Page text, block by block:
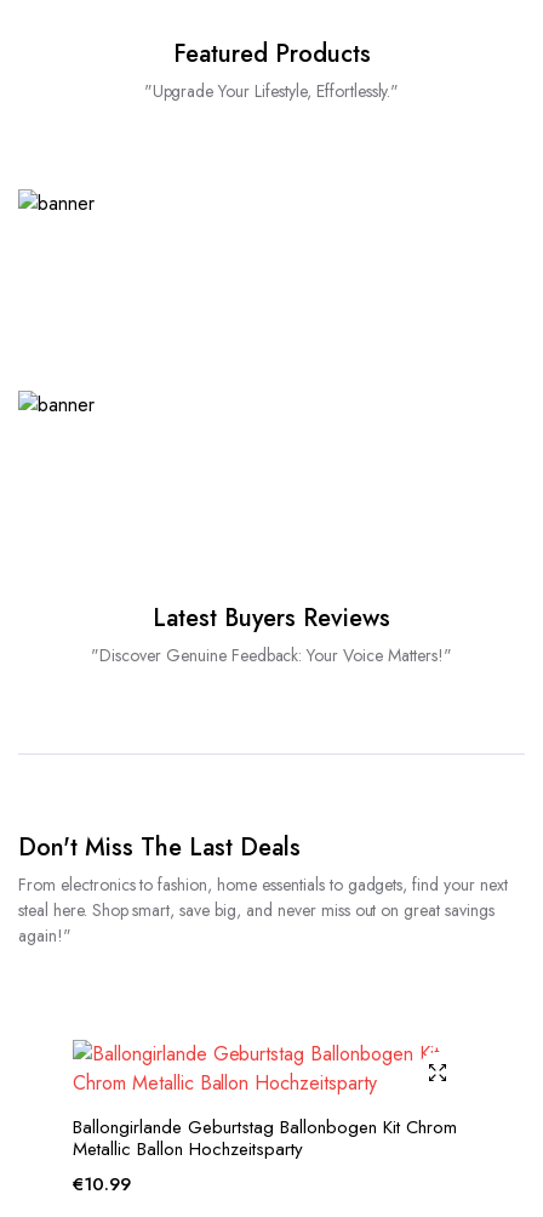
Featured Products
"Upgrade Your Lifestyle, Effortlessly."
Latest Buyers Reviews
"Discover Genuine Feedback: Your Voice Matters!"
Don't Miss The Last Deals
From electronics to fashion, home essentials to gadgets, find your next
steal here. Shop smart, save big, and never miss out on great savings
again!"
Ballongirlande Geburtstag Ballonbogen Kit Chrom
Metallic Ballon Hochzeitsparty
€10.99